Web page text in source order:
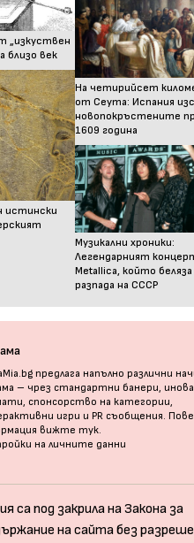
„изкуствен
близо век
истински
На четирийсет
от Сеута: Испания
новопокръстените
1609 година
Музикални хроники:
Легендарният
Metallica, който беляза
разпада на СССР
предлага напълно различни
– чрез стандартни банери,
спонсорство на категории,
игри и PR съобщения.
вижте тук.
на личните данни
са под закрила на Закона за
на сайта без